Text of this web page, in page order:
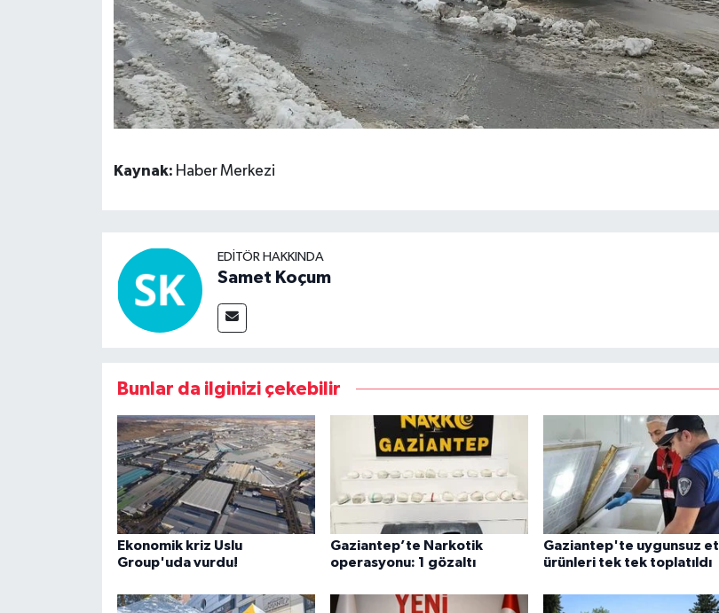
Kaynak: Haber Merkezi
EDITÖR HAKKINDA
Samet Koçum
Bunlar da ilginizi çekebilir
Ekonomik kriz Uslu
Group'uda vurdu!
Gaziantep’te Narkotik
operasyonu: 1 gözaltı
Gaziantep'te uygunsuz et
ürünleri tek tek toplatıldı